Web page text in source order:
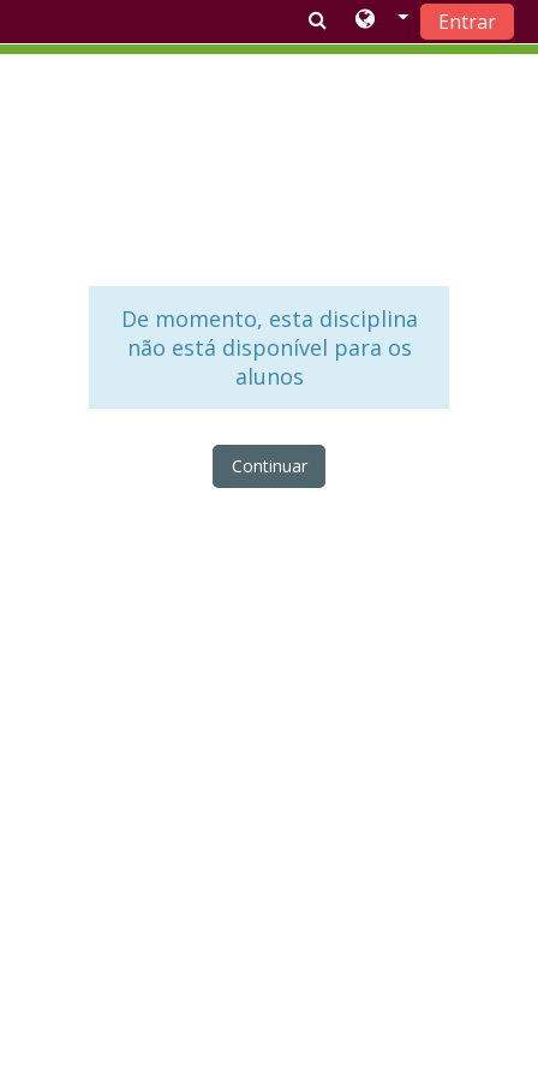
Entrar
De momento, esta disciplina
não está disponível para os
alunos
Continuar